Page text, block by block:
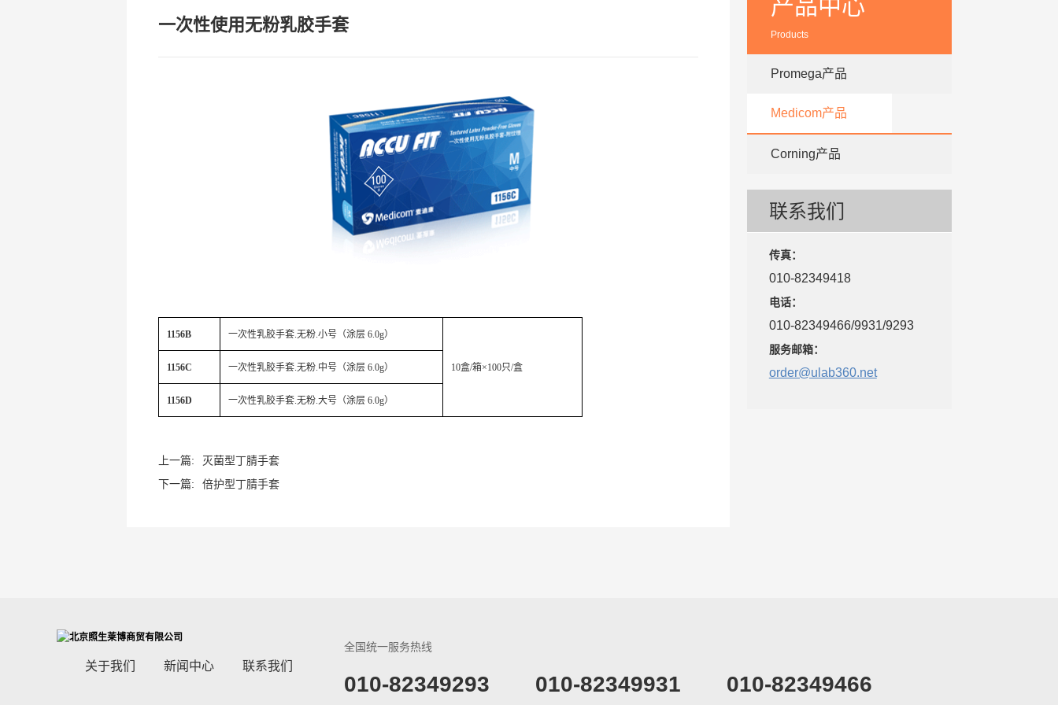
一次性使用无粉乳胶手套
1156B 一次性乳胶手套.无粉.小号（涂层 6.0g）
10盒/箱×100只/盒
1156C 一次性乳胶手套.无粉.中号（涂层 6.0g）
1156D 一次性乳胶手套.无粉.大号（涂层 6.0g）
上一篇:
灭菌型丁腈手套
下一篇:
倍护型丁腈手套
产品中心
Products
Promega产品
Medicom产品
Corning产品
联系我们
传真：
010-82349418
电话：
010-82349466/9931/9293
服务邮箱：
order@ulab360.net
关于我们 新闻中心 联系我们
全国统一服务热线
​010-82349293 010-82349931 010-82349466